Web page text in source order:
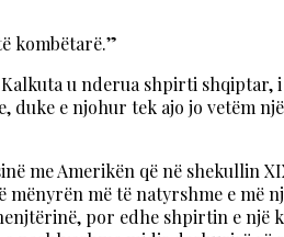
kombëtarë.”
u nderua shpirti
duke e njohur tek ajo jo
me Amerikën që në shekullin
më të natyrshme e më
por edhe shpirtin e